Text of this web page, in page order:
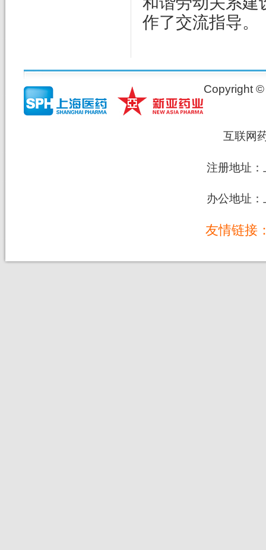
作了交流指导。
Copyright
互联网
注册地址
办公地址
友情链